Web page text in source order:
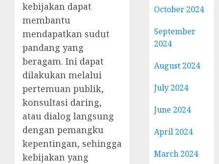
kebijakan dapat
membantu
mendapatkan sudut
pandang yang
beragam. Ini dapat
dilakukan melalui
pertemuan publik,
konsultasi daring,
atau dialog langsung
dengan pemangku
kepentingan, sehingga
kebijakan yang
October 2024
September
2024
August 2024
July 2024
June 2024
April 2024
March 2024